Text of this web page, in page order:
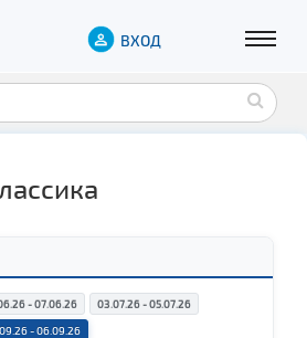
ВХОД
- 07.06.26
03.07.26 - 05.07.26
- 06.09.26